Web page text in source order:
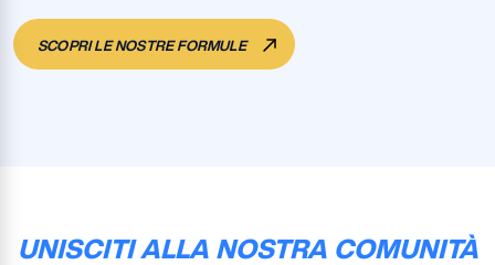
SCOPRI LE NOSTRE FORMULE
UNISCITI ALLA NOSTRA COMUNITÀ